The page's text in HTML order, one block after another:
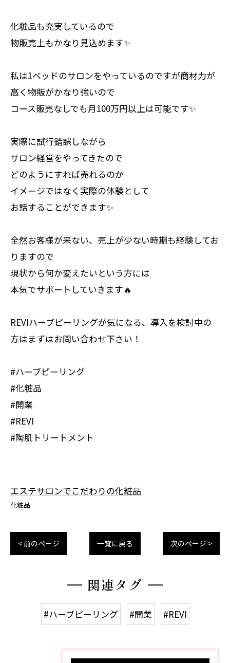
化粧品も充実しているので
物販売上もかなり見込めます✨
私は1ベッドのサロンをやっているのですが商材力が
高く物販がかなり強いので
コース販売なしでも月100万円以上は可能です✨
実際に試行錯誤しながら
サロン経営をやってきたので
どのようにすれば売れるのか
イメージではなく実際の体験として
お話することができます✨
全然お客様が来ない、売上が少ない時期も経験してお
りますので
現状から何か変えたいという方には
本気でサポートしていきます🔥
REVIハーブピーリングが気になる、導入を検討中の
方はまずはお問い合わせ下さい！
#ハーブピーリング
#化粧品
#開業
#REVI
#陶肌トリートメント
エステサロンでこだわりの化粧品
化粧品
< 前のページ 一覧に戻る 次のページ >
関連タグ
#ハーブピーリング #開業 #REVI